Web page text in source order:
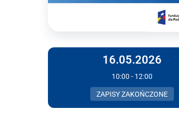
16.05.2026
10:00 - 12:00
ZAPISY ZAKOŃCZONE